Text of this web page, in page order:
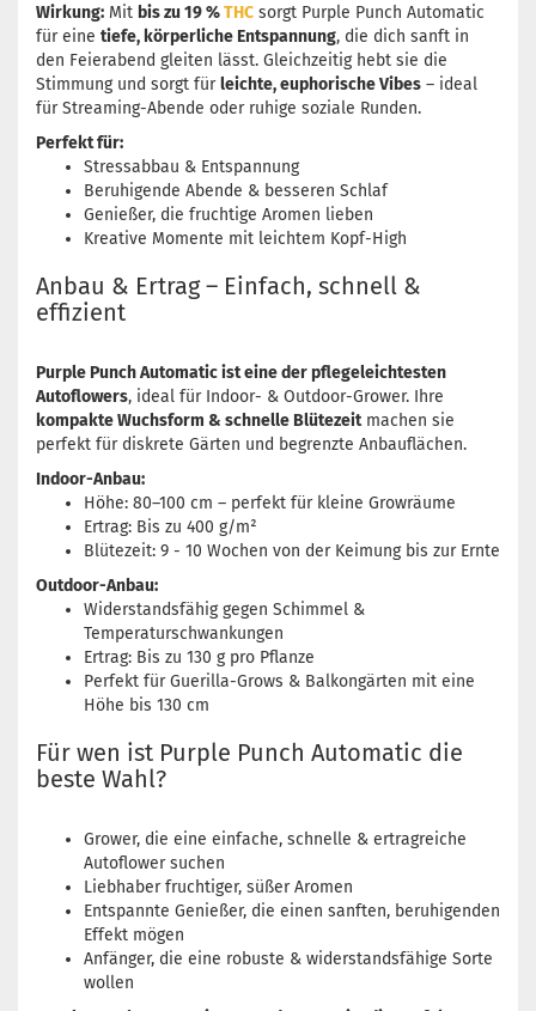
Wirkung: Mit bis zu 19 %THC sorgt Purple Punch Automatic
für eine tiefe, körperliche Entspannung, die dich sanft in
den Feierabend gleiten lässt. Gleichzeitig hebt sie die
Stimmung und sorgt fürleichte, euphorische Vibes – ideal
für Streaming-Abende oder ruhige soziale Runden.
Perfekt für:
Stressabbau & Entspannung
Beruhigende Abende & besseren Schlaf
Genießer, die fruchtige Aromen lieben
Kreative Momente mit leichtem Kopf-High
Anbau & Ertrag – Einfach, schnell &
effizient
Purple Punch Automatic ist eine der pflegeleichtesten
Autoflowers, ideal für Indoor- & Outdoor-Grower. Ihre
kompakte Wuchsform & schnelle Blütezeitmachen sie
perfekt für diskrete Gärten und begrenzte Anbauflächen.
Indoor-Anbau:
Höhe: 80–100 cm – perfekt für kleine Growräume
Ertrag: Bis zu 400 g/m²
Blütezeit: 9 - 10 Wochen von der Keimung bis zur Ernte
Outdoor-Anbau:
Widerstandsfähig gegen Schimmel &
Temperaturschwankungen
Ertrag: Bis zu 130 g pro Pflanze
Perfekt für Guerilla-Grows & Balkongärten mit eine
Höhe bis 130 cm
Für wen ist Purple Punch Automatic die
beste Wahl?
Grower, die eine einfache, schnelle & ertragreiche
Autoflower suchen
Liebhaber fruchtiger, süßer Aromen
Entspannte Genießer, die einen sanften, beruhigenden
Effekt mögen
Anfänger, die eine robuste & widerstandsfähige Sorte
wollen